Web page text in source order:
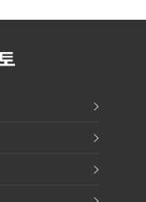
글로벌 확장 가속